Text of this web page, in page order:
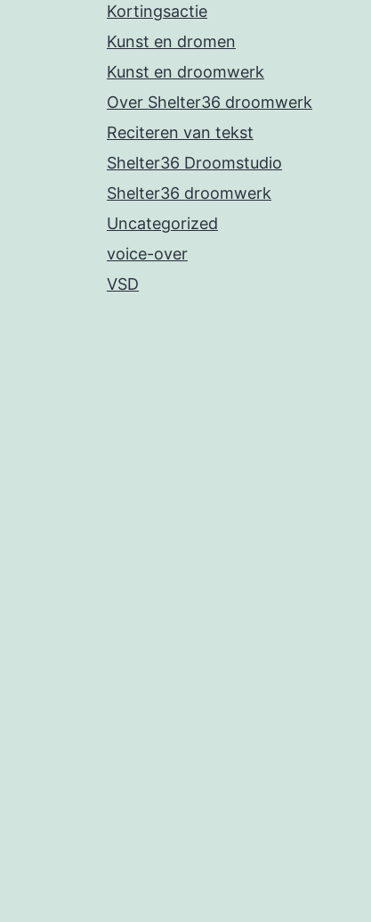
Kortingsactie
Kunst en dromen
Kunst en droomwerk
Over Shelter36 droomwerk
Reciteren van tekst
Shelter36 Droomstudio
Shelter36 droomwerk
Uncategorized
voice-over
VSD